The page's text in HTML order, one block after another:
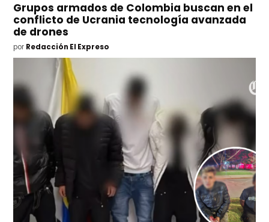
Grupos armados de Colombia buscan en el
conflicto de Ucrania tecnología avanzada
de drones
por Redacción El Expreso